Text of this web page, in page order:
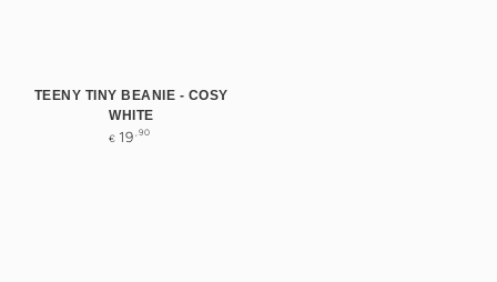
TEENY TINY BEANIE - COSY
WHITE
Normale
€ 19 ,90